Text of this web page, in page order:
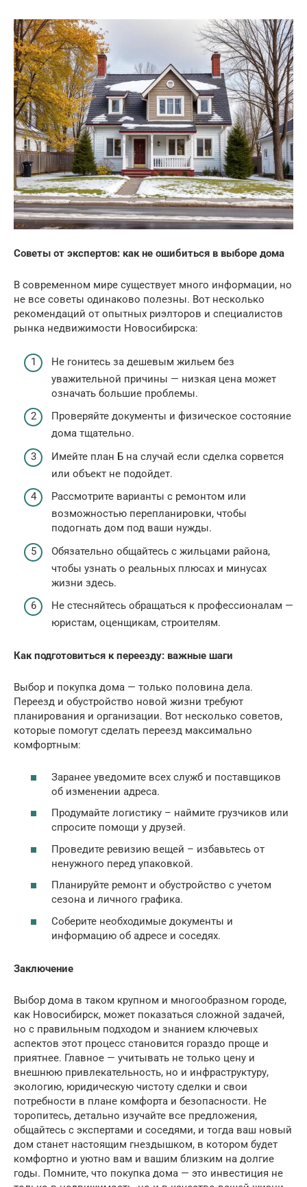
Советы от экспертов: как не ошибиться в выборе дома
В современном мире существует много информации, но
не все советы одинаково полезны. Вот несколько
рекомендаций от опытных риэлторов и специалистов
рынка недвижимости Новосибирска:
Не гонитесь за дешевым жильем без
уважительной причины — низкая цена может
означать большие проблемы.
Проверяйте документы и физическое состояние
дома тщательно.
Имейте план Б на случай если сделка сорвется
или объект не подойдет.
Рассмотрите варианты с ремонтом или
возможностью перепланировки, чтобы
подогнать дом под ваши нужды.
Обязательно общайтесь с жильцами района,
чтобы узнать о реальных плюсах и минусах
жизни здесь.
Не стесняйтесь обращаться к профессионалам —
юристам, оценщикам, строителям.
Как подготовиться к переезду: важные шаги
Выбор и покупка дома — только половина дела.
Переезд и обустройство новой жизни требуют
планирования и организации. Вот несколько советов,
которые помогут сделать переезд максимально
комфортным:
Заранее уведомите всех служб и поставщиков
об изменении адреса.
Продумайте логистику – наймите грузчиков или
спросите помощи у друзей.
Проведите ревизию вещей – избавьтесь от
ненужного перед упаковкой.
Планируйте ремонт и обустройство с учетом
сезона и личного графика.
Соберите необходимые документы и
информацию об адресе и соседях.
Заключение
Выбор дома в таком крупном и многообразном городе,
как Новосибирск, может показаться сложной задачей,
но с правильным подходом и знанием ключевых
аспектов этот процесс становится гораздо проще и
приятнее. Главное — учитывать не только цену и
внешнюю привлекательность, но и инфраструктуру,
экологию, юридическую чистоту сделки и свои
потребности в плане комфорта и безопасности. Не
торопитесь, детально изучайте все предложения,
общайтесь с экспертами и соседями, и тогда ваш новый
дом станет настоящим гнездышком, в котором будет
комфортно и уютно вам и вашим близким на долгие
годы. Помните, что покупка дома — это инвестиция не